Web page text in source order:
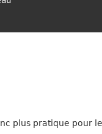
plus pratique pour